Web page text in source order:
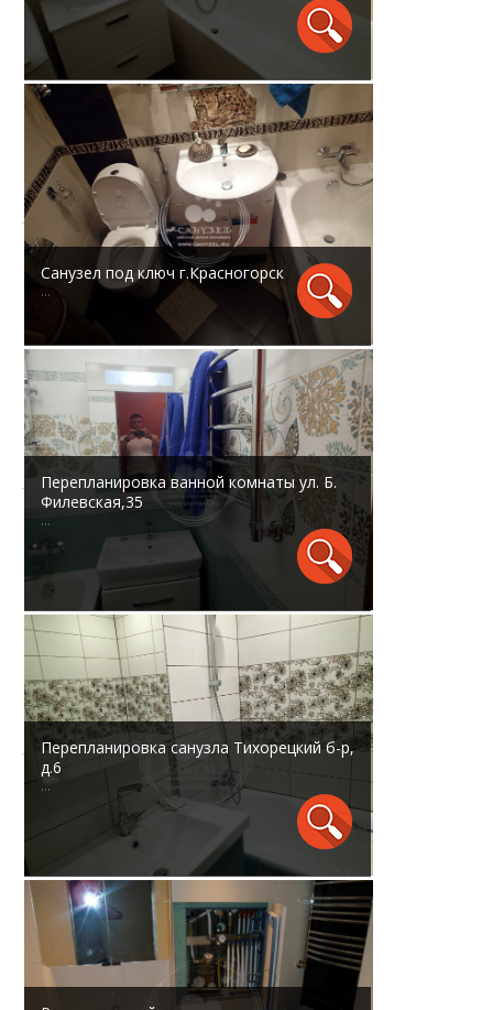
Санузел под ключ г.Красногорск
...
Перепланировка ванной комнаты ул. Б.
Филевская,35
...
Перепланировка санузла Тихорецкий б-р,
д.6
...